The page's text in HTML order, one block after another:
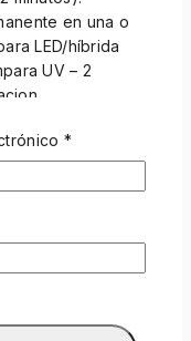
en una o
LED/híbrida
UV – 2
UV durante 3
o mate
Esmalte
*